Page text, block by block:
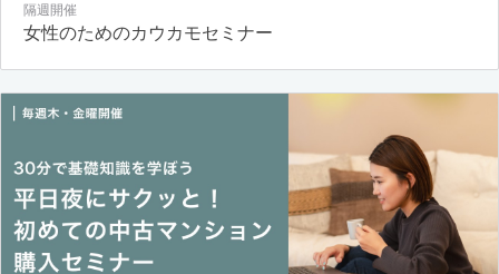
隔週開催
女性のためのカウカモセミナー